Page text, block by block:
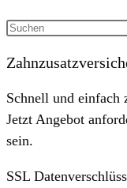
Schnell und einfach
Jetzt Angebot
sein.
SSL